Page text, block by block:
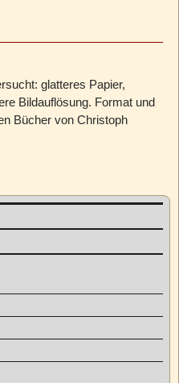
glatteres Papier,
Bildauflösung. Format und
Bücher von Christoph